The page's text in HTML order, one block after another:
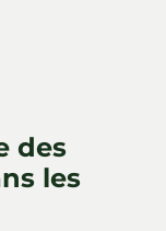
des
les